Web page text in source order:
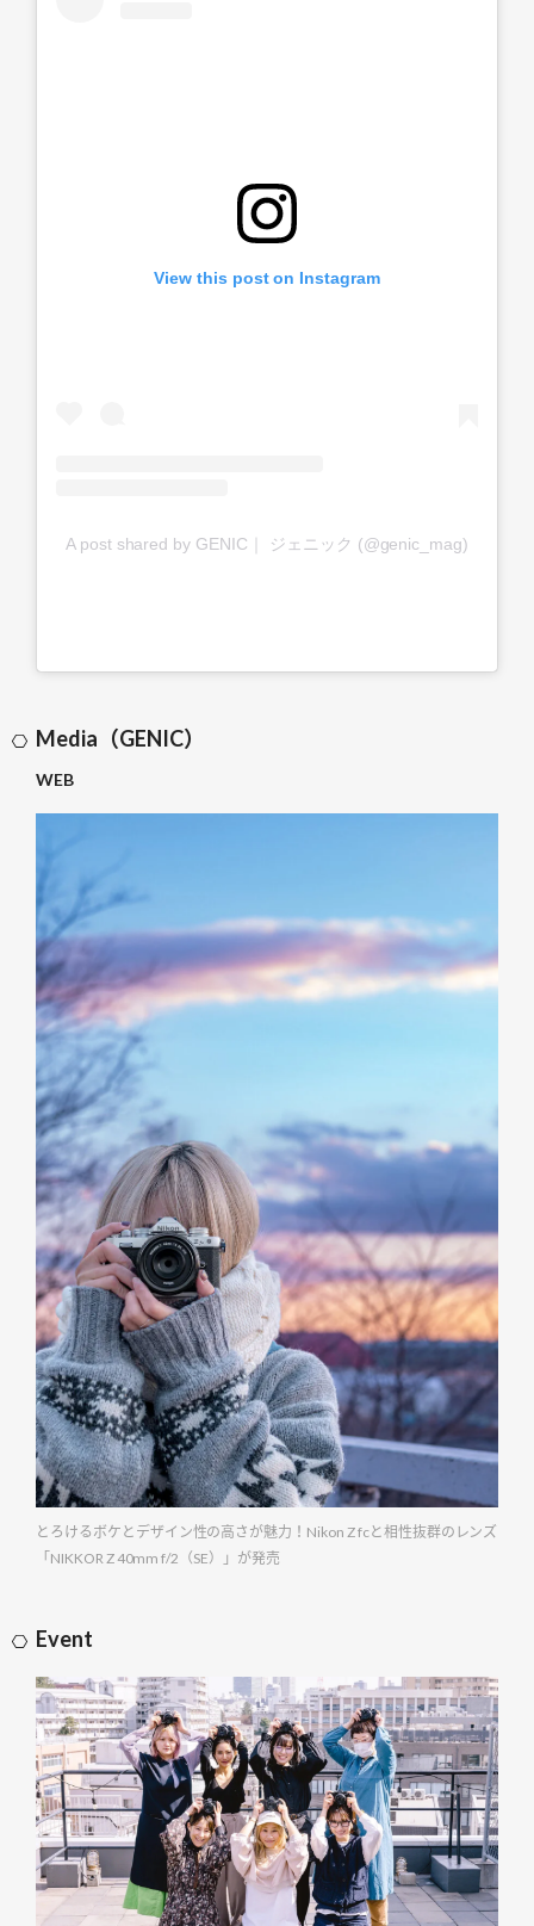
View this post on Instagram
A post shared by GENIC｜ ジェニック (@genic_mag)
Media（GENIC）
WEB
とろけるボケとデザイン性の高さが魅力！Nikon Z fcと相性抜群のレンズ
「NIKKOR Z 40mm f/2（SE）」が発売
Event